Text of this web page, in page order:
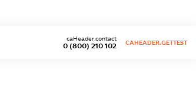
0 (800) 210 102
caHeader.contact
CAHEADER.GETTEST